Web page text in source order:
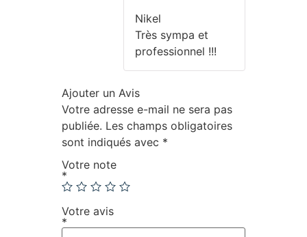
Nikel
Très sympa et
professionnel !!!
Ajouter un Avis
Votre adresse e-mail ne sera pas
publiée. Les champs obligatoires
sont indiqués avec *
Votre note
*
Votre avis
*